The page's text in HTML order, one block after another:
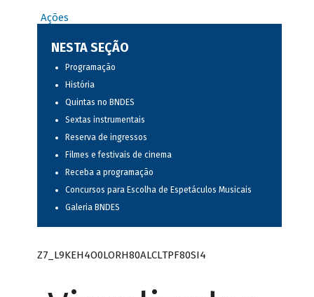
Ações
NESTA SEÇÃO
Programação
História
Quintas no BNDES
Sextas instrumentais
Reserva de ingressos
Filmes e festivais de cinema
Receba a programação
Concursos para Escolha de Espetáculos Musicais
Galeria BNDES
Z7_L9KEH4O0LORH80ALCLTPF80SI4